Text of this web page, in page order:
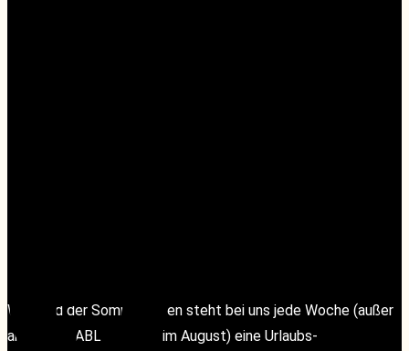
Während der Sommerferien steht bei uns jede Woche (außer
am roundTABLE-Termin im August) eine Urlaubs-